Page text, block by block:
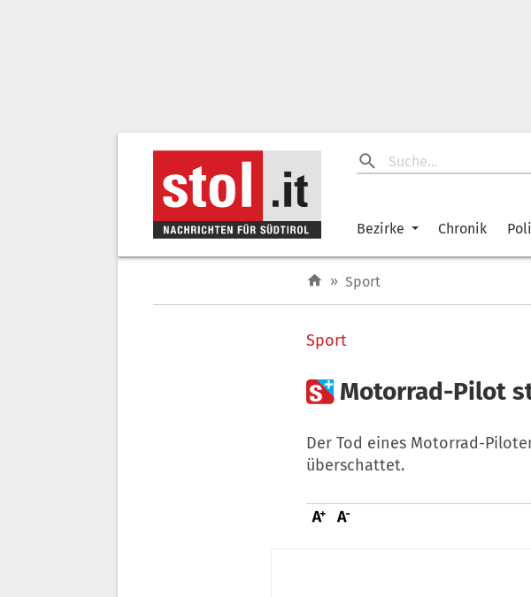
Bezirke Chronik
» Sport
Sport
 Motorrad-Pilot
Der Tod eines Motorrad-
überschattet.